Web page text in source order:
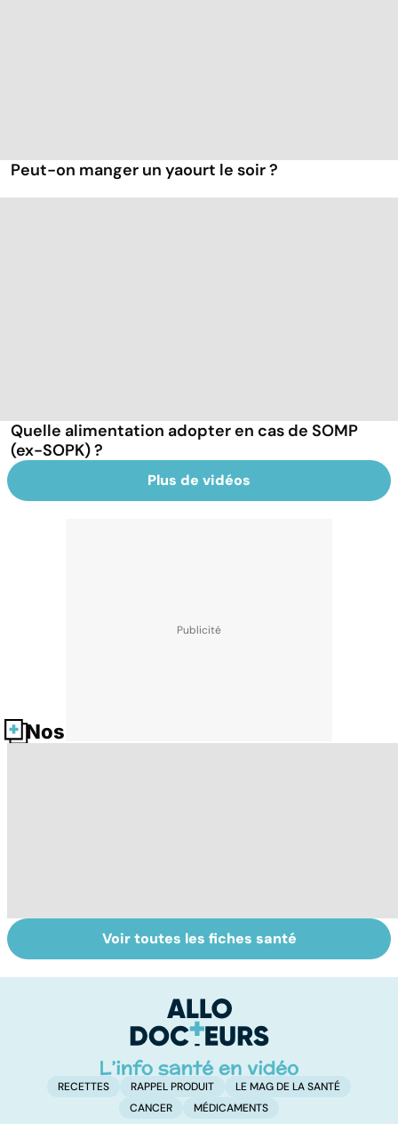
Peut-on manger un yaourt le soir ?
Quelle alimentation adopter en cas de SOMP
(ex-SOPK) ?
Plus de vidéos
Nos fiches santé
Tout savoir sur
les infections
Inflammation des
amygdales : que
d'angine ?
Voir toutes les fiches santé
RECETTES RAPPEL PRODUIT
LE MAG DE LA SANTÉ
CANCER
MÉDICAMENTS